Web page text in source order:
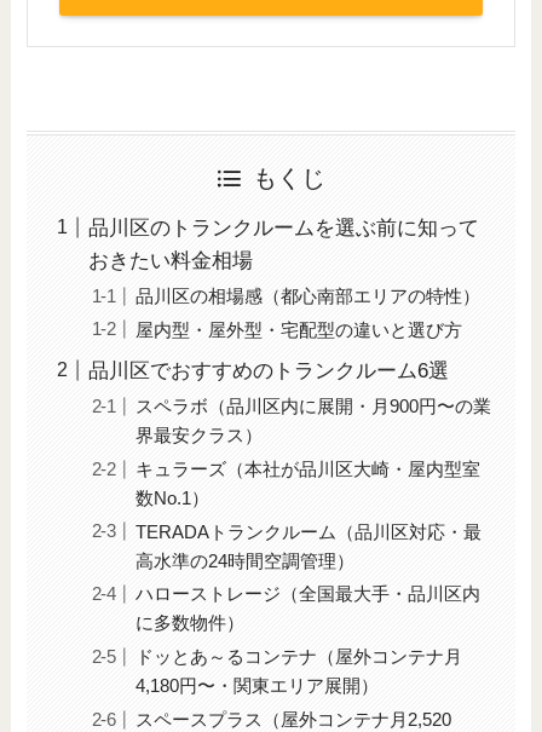
もくじ
品川区のトランクルームを選ぶ前に知って
おきたい料金相場
品川区の相場感（都心南部エリアの特性）
屋内型・屋外型・宅配型の違いと選び方
品川区でおすすめのトランクルーム6選
スペラボ（品川区内に展開・月900円〜の業
界最安クラス）
キュラーズ（本社が品川区大崎・屋内型室
数No.1）
TERADAトランクルーム（品川区対応・最
高水準の24時間空調管理）
ハローストレージ（全国最大手・品川区内
に多数物件）
ドッとあ～るコンテナ（屋外コンテナ月
4,180円〜・関東エリア展開）
スペースプラス（屋外コンテナ月2,520